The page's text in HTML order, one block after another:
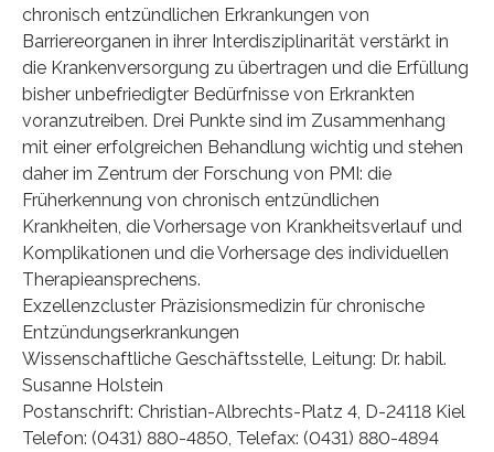
chronisch entzündlichen Erkrankungen von
Barriereorganen in ihrer Interdisziplinarität verstärkt in
die Krankenversorgung zu übertragen und die Erfüllung
bisher unbefriedigter Bedürfnisse von Erkrankten
voranzutreiben. Drei Punkte sind im Zusammenhang
mit einer erfolgreichen Behandlung wichtig und stehen
daher im Zentrum der Forschung von PMI: die
Früherkennung von chronisch entzündlichen
Krankheiten, die Vorhersage von Krankheitsverlauf und
Komplikationen und die Vorhersage des individuellen
Therapieansprechens.
Exzellenzcluster Präzisionsmedizin für chronische
Entzündungserkrankungen
Wissenschaftliche Geschäftsstelle, Leitung: Dr. habil.
Susanne Holstein
Postanschrift: Christian-Albrechts-Platz 4, D-24118 Kiel
Telefon: (0431) 880-4850, Telefax: (0431) 880-4894